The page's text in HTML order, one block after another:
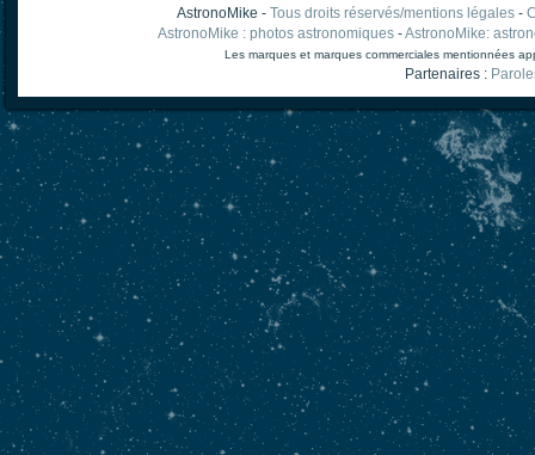
AstronoMike - Tous droits réservés/mentions légales-
AstronoMike : photos astronomiques -AstronoMike:
Les marques et marques commerciales mentionnées
Partenaires :